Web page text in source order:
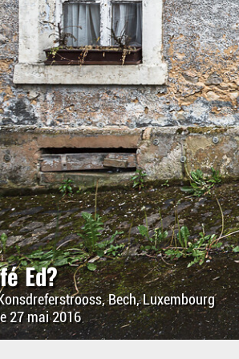
Ed?
Bech, Luxembourg
27 mai 2016